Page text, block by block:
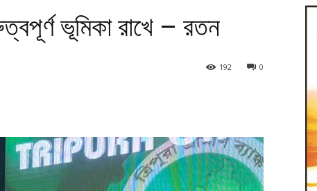
ভূমিকা রাখে – রতন
0
192